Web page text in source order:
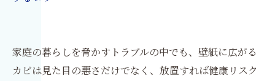
家庭の暮らしを脅かすトラブルの中でも、壁紙に広がる
カビは見た目の悪さだけでなく、放置すれば健康リスク